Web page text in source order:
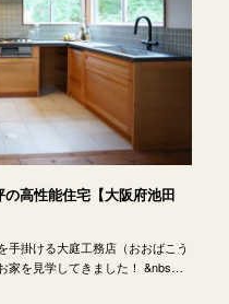
高性能住宅【大阪府池田
手掛ける大庭工務店（おおばこう
家を見学してきました！ &nbs…